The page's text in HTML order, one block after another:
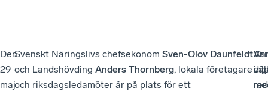
Den
29
maj
Svenskt Näringslivs chefsekonom Sven-Olov Daunfeldt
och Landshövding Anders Thornberg, lokala företagare
och riksdagsledamöter är på plats för ett
dig
Vi